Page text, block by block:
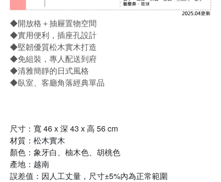
◆開放格＋抽屜置物空間
◆實用便利，插座孔設計
◆堅韌優質松木實木打造
◆免組裝，專人配送到府
◆清雅簡靜的日式風格
◆臥室、客廳角落經典單品
尺寸：寬 46 x 深 43 x 高 56 cm
材質：松木實木
顏色：象牙白、柚木色、胡桃色
產地：越南
誤差值：因人工丈量，尺寸±5%內為正常範圍